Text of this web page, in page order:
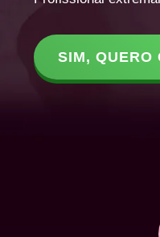
SIM, QUERO